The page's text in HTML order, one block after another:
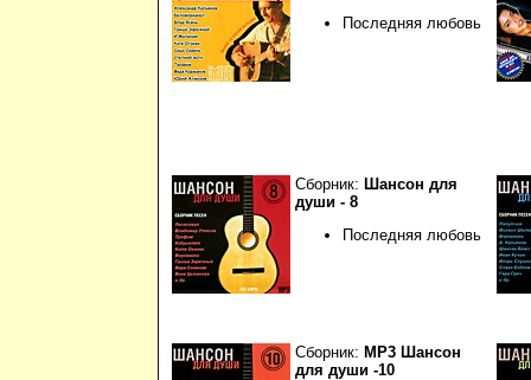
Последняя любовь
Сборник: Шансон для
души - 8
Последняя любовь
Сборник: МР3 Шансон
для души -10